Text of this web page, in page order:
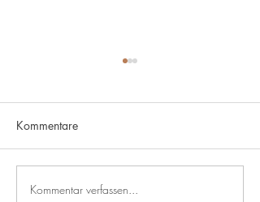
Immer mehr
Kommentare
Kommentar verfassen...